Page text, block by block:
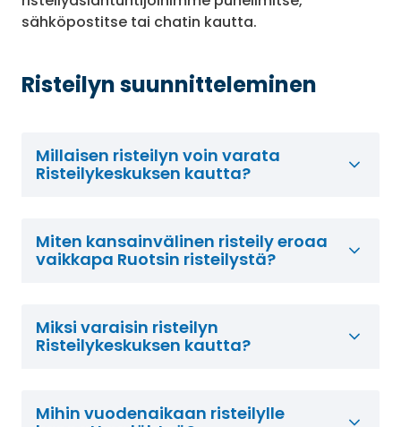
sähköpostitse tai chatin kautta.
Risteilyn suunnitteleminen
Millaisen risteilyn voin varata
Risteilykeskuksen kautta?
Miten kansainvälinen risteily eroaa
vaikkapa Ruotsin risteilystä?
Miksi varaisin risteilyn
Risteilykeskuksen kautta?
Mihin vuodenaikaan risteilylle